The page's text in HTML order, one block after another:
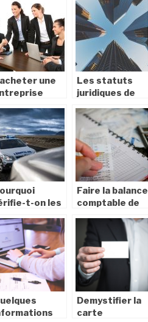
une
Les statuts
juridiques de
SASU
t-on les
?
Faire la balance
comptable de
entreprise :
quels sont les
documents
necessaires ?
Demystifier la
carte